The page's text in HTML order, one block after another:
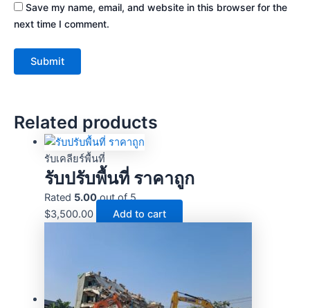
Save my name, email, and website in this browser for the
next time I comment.
Related products
รับเคลียร์พื้นที่
รับปรับพื้นที่ ราคาถูก
Rated 5.00out of 5
$3,500.00 Add to cart